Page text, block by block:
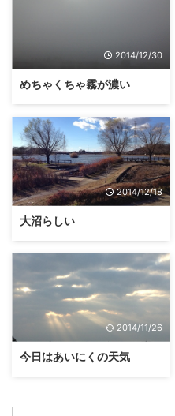
2014/12/30
めちゃくちゃ霧が濃い
2014/12/18
大沼らしい
2014/11/26
今日はあいにくの天気